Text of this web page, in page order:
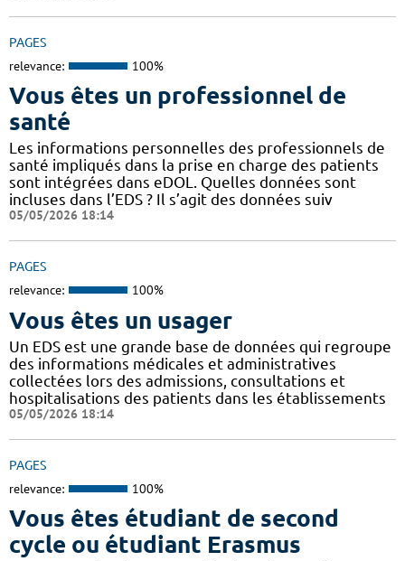
PAGES
relevance: 100%
Vous êtes un professionnel de
santé
Les informations personnelles des professionnels de
santé impliqués dans la prise en charge des patients
sont intégrées dans eDOL. Quelles données sont
incluses dans l’EDS ? Il s’agit des données suiv
05/05/2026 18:14
PAGES
relevance: 100%
Vous êtes un usager
Un EDS est une grande base de données qui regroupe
des informations médicales et administratives
collectées lors des admissions, consultations et
hospitalisations des patients dans les établissements
05/05/2026 18:14
PAGES
relevance: 100%
Vous êtes étudiant de second
cycle ou étudiant Erasmus